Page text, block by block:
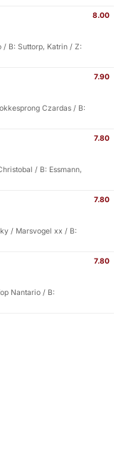
8.00
/ B: Suttorp, Katrin / Z:
7.90
Czardas / B:
7.80
/ B: Essmann,
7.80
/ Marsvogel xx / B:
7.80
Nantario / B: